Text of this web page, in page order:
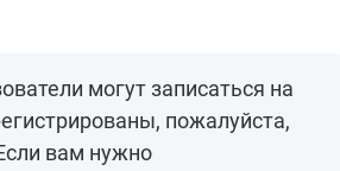
могут записаться на
пожалуйста,
вам нужно